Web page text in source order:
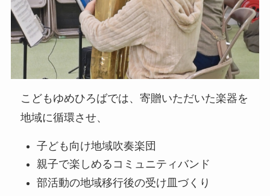
こどもゆめひろばでは、寄贈いただいた楽器を
地域に循環させ、
子ども向け地域吹奏楽団
親子で楽しめるコミュニティバンド
部活動の地域移行後の受け皿づくり